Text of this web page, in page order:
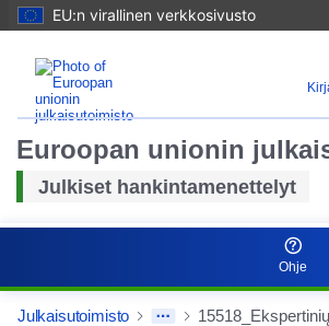
EU:n virallinen verkkosivusto
Euroopan unionin
Julkiset hankintamenettelyt
Ohje
Julkaisutoimisto